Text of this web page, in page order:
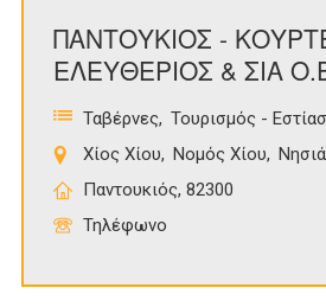
ΠΑΝΤΟΥΚΙΟΣ -
ΕΛΕΥΘΕΡΙΟΣ & ΣΙΑ
Ταβέρνες
Τουρισμός -
Χίος Χίου
Νομός Χίου
Παντουκιός, 82300
Τηλέφωνο